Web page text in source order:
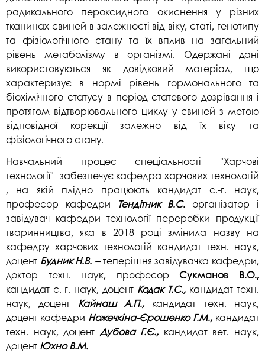
радикального пероксидного окиснення у різних
тканинах свиней в залежності від віку, статі, генотипу
та фізіологічного стану та їх вплив на загальний
рівень метаболізму в організмі. Одержані дані
використовуються як довідковий матеріал, що
характеризує в нормі рівень гормонального та
біохімічного статусу в період статевого дозрівання і
протягом відтворювального циклу у свиней з метою
відповідної корекції залежно від їх віку та
фізіологічного стану.
Навчальний процес спеціальності "Харчові
технології" забезпечує кафедра харчових технологій
, на якій плідно працюють кандидат с.-г. наук,
професор кафедри
Тендітник В.С. організатор і
завідувач кафедри технології переробки продукції
тваринництва, яка в 2018 році змінила назву на
кафедру харчових технологій кандидат техн. наук,
доцент Будник Н.В. –теперішня завідувачка кафедри,
доктор техн. наук, професор Сукманов В.О.,
кандидат с.-г. наук, доцент Кодак Т.С., кандидат техн.
наук, доцент Кайнаш А.П., кандидат техн. наук,
доцент кафедри Ножечкіна-Єрошенко Г.М., кандидат
техн. наук, доцент Дубова Г.Є., кандидат вет. наук,
доцент Юхно В.М.